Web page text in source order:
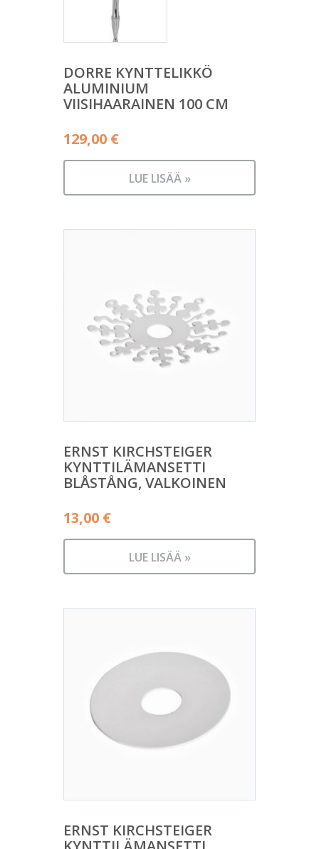
DORRE KYNTTELIKKÖ
ALUMINIUM
VIISIHAARAINEN 100 CM
129,00 €
LUE LISÄÄ »
ERNST KIRCHSTEIGER
KYNTTILÄMANSETTI
BLÅSTÅNG, VALKOINEN
13,00 €
LUE LISÄÄ »
ERNST KIRCHSTEIGER